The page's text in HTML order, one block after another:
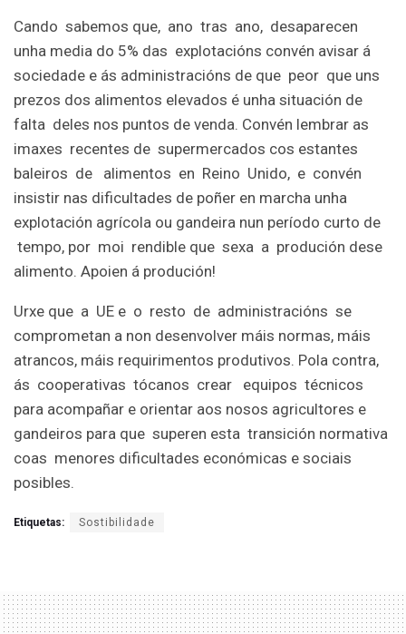
Cando sabemos que, ano tras ano, desaparecen
unha media do 5% das explotacións convén avisar á
sociedade e ás administracións de que peor que uns
prezos dos alimentos elevados é unha situación de
falta deles nos puntos de venda. Convén lembrar as
imaxes recentes de supermercados cos estantes
baleiros de alimentos en Reino Unido, e convén
insistir nas dificultades de poñer en marcha unha
explotación agrícola ou gandeira nun período curto de
tempo, por moi rendible que sexa a produción dese
alimento. Apoien á produción!
Urxe que a UE e o resto de administracións se
comprometan a non desenvolver máis normas, máis
atrancos, máis requirimentos produtivos. Pola contra,
ás cooperativas tócanos crear equipos técnicos
para acompañar e orientar aos nosos agricultores e
gandeiros para que superen esta transición normativa
coas menores dificultades económicas e sociais
posibles.
Etiquetas: Sostibilidade